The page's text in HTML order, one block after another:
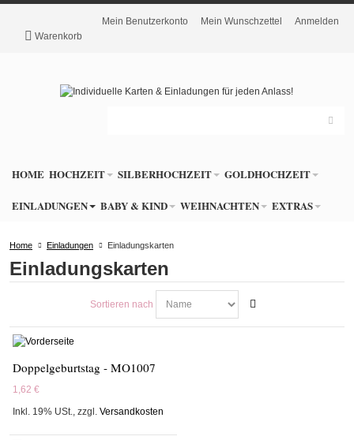
Warenkorb
Mein Benutzerkonto Mein Wunschzettel Anmelden
HOME HOCHZEIT SILBERHOCHZEIT GOLDHOCHZEIT
EINLADUNGEN BABY & KIND WEIHNACHTEN EXTRAS
Home Einladungen Einladungskarten
Einladungskarten
Sortieren nach
Doppelgeburtstag - MO1007
1,62 €
Inkl. 19% USt.,zzgl.Versandkosten